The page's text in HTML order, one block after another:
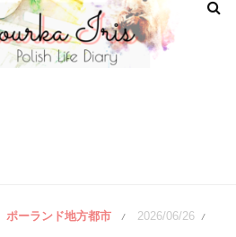
ポーランド地方都市 / 2026/06/26 /